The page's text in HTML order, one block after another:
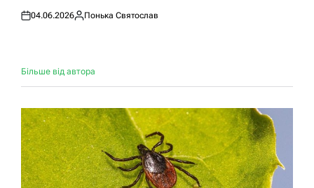
Оприлюднено
04.06.2026
Опубліковано
Понька Святослав
Більше від автора